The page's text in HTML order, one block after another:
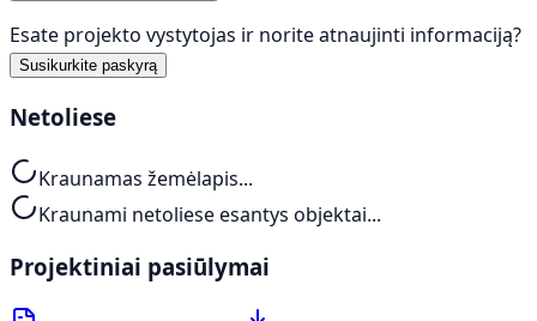
Esate projekto vystytojas ir norite atnaujinti informaciją?
Susikurkite paskyrą
Netoliese
Kraunamas žemėlapis...
Kraunami netoliese esantys objektai...
Projektiniai pasiūlymai